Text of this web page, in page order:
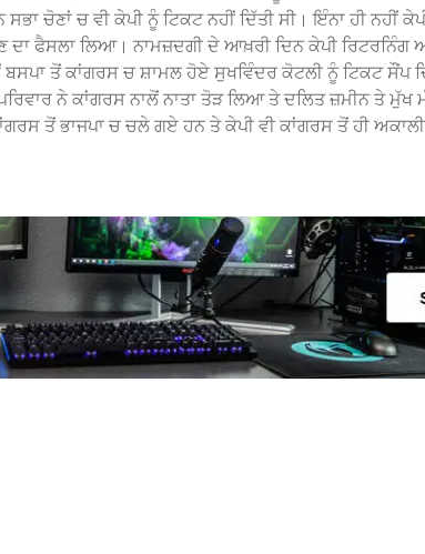
ਚੋਣਾਂ ਚ ਵੀ ਕੇਪੀ ਨੂੰ ਟਿਕਟ ਨਹੀਂ ਦਿੱਤੀ ਸੀ। ਇੰਨਾ ਹੀ ਨਹੀਂ
ਫੈਸਲਾ ਲਿਆ। ਨਾਮਜ਼ਦਗੀ ਦੇ ਆਖ਼ਰੀ ਦਿਨ ਕੇਪੀ
ਤੋਂ ਕਾਂਗਰਸ ਚ ਸ਼ਾਮਲ ਹੋਏ ਸੁਖਵਿੰਦਰ ਕੋਟਲੀ ਨੂੰ ਟਿਕਟ ਸੌਂਪ
ਨੇ ਕਾਂਗਰਸ ਨਾਲੋਂ ਨਾਤਾ ਤੋੜ ਲਿਆ ਤੇ ਦਲਿਤ ਜ਼ਮੀਨ ਤੇ ਮੁੱਖ
ਤੋਂ ਭਾਜਪਾ ਚ ਚਲੇ ਗਏ ਹਨ ਤੇ ਕੇਪੀ ਵੀ ਕਾਂਗਰਸ ਤੋਂ ਹੀ